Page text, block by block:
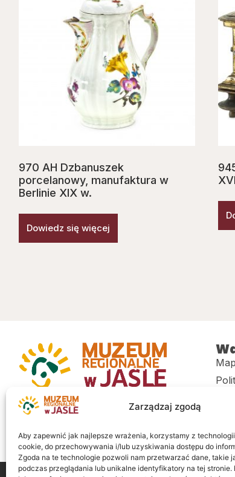
Zarządzaj zgodą
Aby zapewnić jak najlepsze wrażenia, korzystamy z
cookie, do przechowywania i/lub uzyskiwania dostępu do
Zgoda na te technologie pozwoli nam przetwarzać dane, takie
podczas przeglądania lub unikalne identyfikatory na tej
970 AH Dzbanuszek
porcelanowy, manufaktura w
Berlinie XIX w.
Dowiedz się więcej
Muzeum regionalne w Jaśle im. dr.
Stanisława Kadyiego